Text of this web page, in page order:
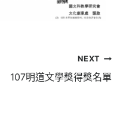
NEXT
107明道文學獎得獎名單